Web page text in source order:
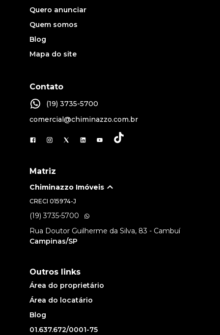
Quero anunciar
Quem somos
Blog
Mapa do site
Contato
(19) 3735-5700
comercial@chiminazzo.com.br
Matriz
Chiminazzo Imóveis
CRECI 015974-J
(19) 3735-5700
Rua Doutor Guilherme da Silva, 83 - Cambuí
Campinas/SP
Outros links
Área do proprietário
Área do locatário
Blog
01.637.672/0001-75